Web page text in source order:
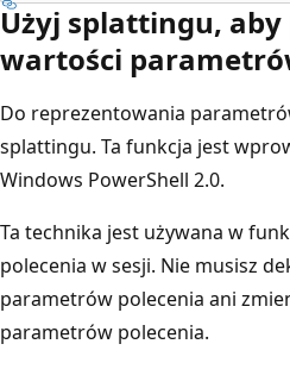
Użyj splattingu, aby
wartości
Do reprezentowania
splattingu. Ta funkcja jest
Windows PowerShell 2.0.
Ta technika jest używana w
polecenia w sesji. Nie musisz
parametrów polecenia ani
parametrów polecenia.